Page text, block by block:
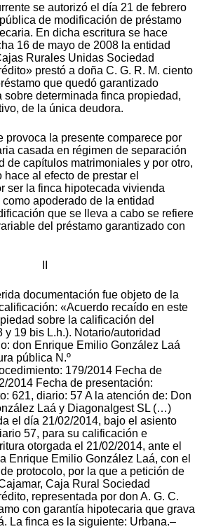
se autorizó el día 21 de febrero
de modificación de préstamo
En dicha escritura se hace
16 de mayo de 2008 la entidad
Rurales Unidas Sociedad
prestó a doña C. G. R. M. ciento
que quedó garantizado
sobre determinada finca propiedad,
de la única deudora.
provoca la presente comparece por
casada en régimen de separación
de capítulos matrimoniales y por otro,
al efecto de prestar el
ser la finca hipotecada vivienda
apoderado de la entidad
que se lleva a cabo se refiere
del préstamo garantizado con
documentación fue objeto de la
«Acuerdo recaído en este
sobre la calificación del
y 19 bis L.h.). Notario/autoridad
don Enrique Emilio González Laá
pública N.º
179/2014 Fecha de
2014 Fecha de presentación:
621, diario: 57 A la atención de: Don
Laá y Diagonalgest SL (…)
el día 21/02/2014, bajo el asiento
57, para su calificación e
otorgada el 21/02/2014, ante el
Enrique Emilio González Laá, con el
protocolo, por la que a petición de
Caja Rural Sociedad
representada por don A. G. C.
con garantía hipotecaria que grava
La finca es la siguiente: Urbana.–